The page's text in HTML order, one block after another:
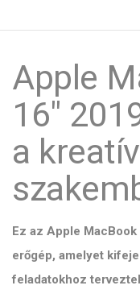
Apple
16"
a kreatív
Ez az Apple
erőgép, amelyet
feladatokhoz